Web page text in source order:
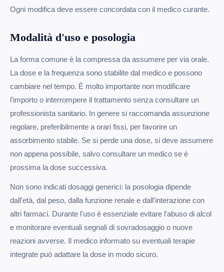
Ogni modifica deve essere concordata con il medico curante.
Modalità d'uso e posologia
La forma comune è la compressa da assumere per via orale.
La dose e la frequenza sono stabilite dal medico e possono
cambiare nel tempo. È molto importante non modificare
l'importo o interrompere il trattamento senza consultare un
professionista sanitario. In genere si raccomanda assunzione
regolare, preferibilmente a orari fissi, per favorire un
assorbimento stabile. Se si perde una dose, si deve assumere
non appena possibile, salvo consultare un medico se è
prossima la dose successiva.
Non sono indicati dosaggi generici: la posologia dipende
dall'età, dal peso, dalla funzione renale e dall'interazione con
altri farmaci. Durante l'uso è essenziale evitare l'abuso di alcol
e monitorare eventuali segnali di sovradosaggio o nuove
reazioni avverse. Il medico informato su eventuali terapie
integrate può adattare la dose in modo sicuro.